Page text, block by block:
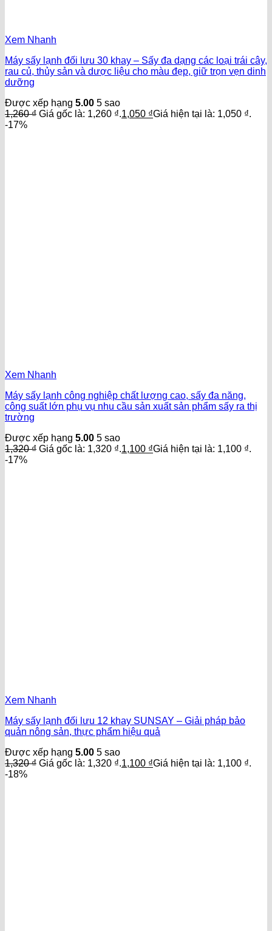
Xem Nhanh
Máy sấy lạnh đối lưu 30 khay – Sấy đa dạng các loại trái cây,
rau củ, thủy sản và dược liệu cho màu đẹp, giữ trọn vẹn dinh
dưỡng
Được xếp hạng 5.00 5 sao
1,260₫ Giá gốc là: 1,260 ₫.1,050 ₫Giá hiện tại là: 1,050 ₫.
-17%
Xem Nhanh
Máy sấy lạnh công nghiệp chất lượng cao, sấy đa năng,
công suất lớn phụ vụ nhu cầu sản xuất sản phẩm sấy ra thị
trường
Được xếp hạng 5.00 5 sao
1,320₫ Giá gốc là: 1,320 ₫.1,100 ₫Giá hiện tại là: 1,100 ₫.
-17%
Xem Nhanh
Máy sấy lạnh đối lưu 12 khay SUNSAY – Giải pháp bảo
quản nông sản, thực phẩm hiệu quả
Được xếp hạng 5.00 5 sao
1,320₫ Giá gốc là: 1,320 ₫.1,100 ₫Giá hiện tại là: 1,100 ₫.
-18%